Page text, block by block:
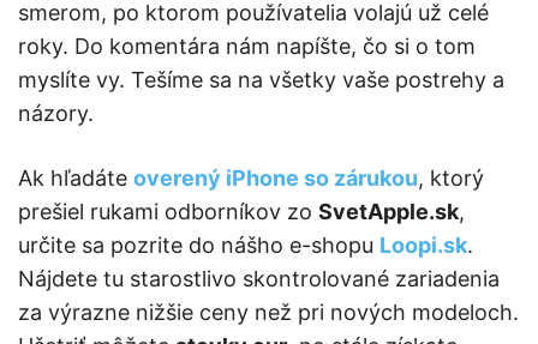
smerom, po ktorom používatelia volajú už celé
roky. Do komentára nám napíšte, čo si o tom
myslíte vy. Tešíme sa na všetky vaše postrehy a
názory.
Ak hľadáte overený iPhone so zárukou, ktorý
prešiel rukami odborníkov zo SvetApple.sk,
určite sa pozrite do nášho e-shopu Loopi.sk.
Nájdete tu starostlivo skontrolované zariadenia
za výrazne nižšie ceny než pri nových modeloch.